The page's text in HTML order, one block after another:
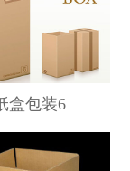
盒包装6